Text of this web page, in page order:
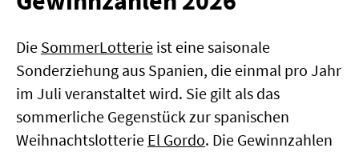
Die SommerLotterieist eine saisonale
Sonderziehung aus Spanien, die einmal pro Jahr
im Juli veranstaltet wird. Sie gilt als das
sommerliche Gegenstück zur spanischen
Weihnachtslotterie El Gordo. Die Gewinnzahlen